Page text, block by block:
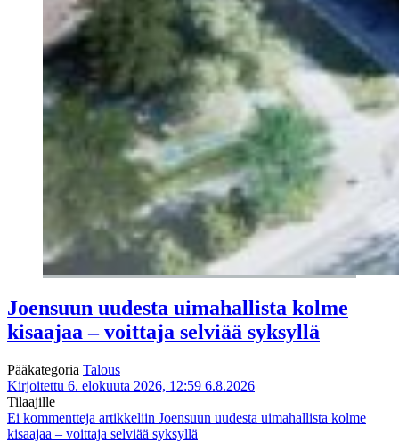
Joensuun uudesta uimahallista kolme
kisaajaa – voittaja selviää syksyllä
Pääkategoria Talous
Kirjoitettu 6. elokuuta 2026, 12:59 6.8.2026
Tilaajille
Ei kommentteja artikkeliin Joensuun uudesta uimahallista kolme
kisaajaa – voittaja selviää syksyllä